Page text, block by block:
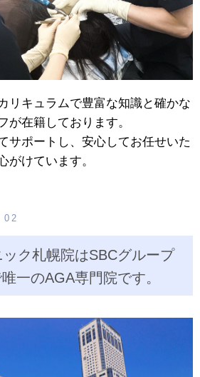
リキュラムで豊富な知識と確かな
が在籍しております。
サポートし、安心してお任せいた
がけています。
02
ク札幌院はSBCグループ
一のAGA専門院です。